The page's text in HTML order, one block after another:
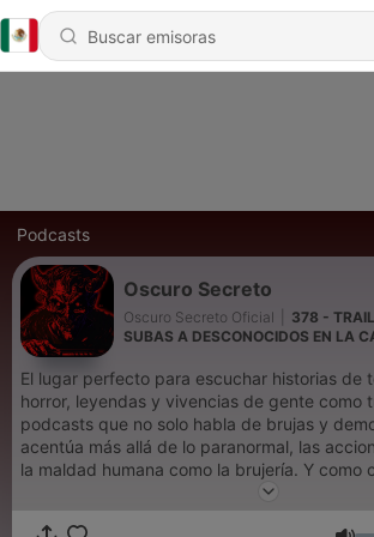
Podcasts
Oscuro Secreto
Oscuro Secreto Oficial
378 -
SUBAS A DESCONOCIDOS EN LA
El lugar perfecto para escuchar historias de
horror, leyendas y vivencias de gente como
podcasts que no solo habla de brujas y
acentúa más allá de lo paranormal, las
la maldad humana como la brujería. Y como
no olvidamos a los fantasmas, los